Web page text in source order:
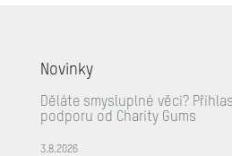
Novinky
Děláte smysluplné věci?
podporu od Charity Gums
3.8.2026